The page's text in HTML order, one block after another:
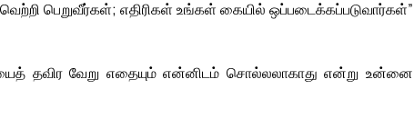
பெறுவீர்கள்; எதிரிகள் உங்கள் கையில் ஒப்படைக்கப்படுவார்கள்”
தவிர வேறு எதையும் என்னிடம் சொல்லலாகாது என்று உன்னை